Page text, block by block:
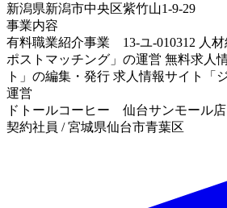
新潟県新潟市中央区紫竹山1-9-29
事業内容
有料職業紹介事業 13-ユ-010312 人
ポストマッチング」の運営 無料求人
ト」の編集・発行 求人情報サイト「
運営
ドトールコーヒー 仙台サンモール店
契約社員 / 宮城県仙台市青葉区